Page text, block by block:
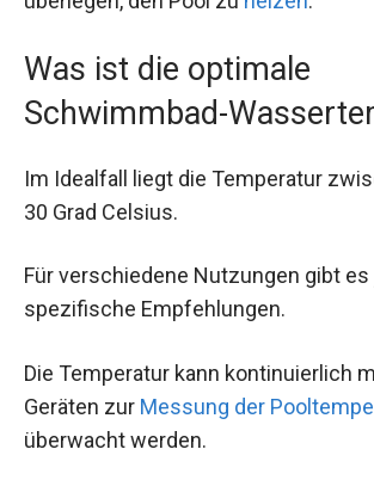
Was ist die optimale
Schwimmbad-
Im Idealfall liegt die Temperatur
30 Grad Celsius.
Für verschiedene Nutzungen gibt
spezifische Empfehlungen.
Die Temperatur kann kontinuierlich
Geräten zur Messung der
überwacht werden.